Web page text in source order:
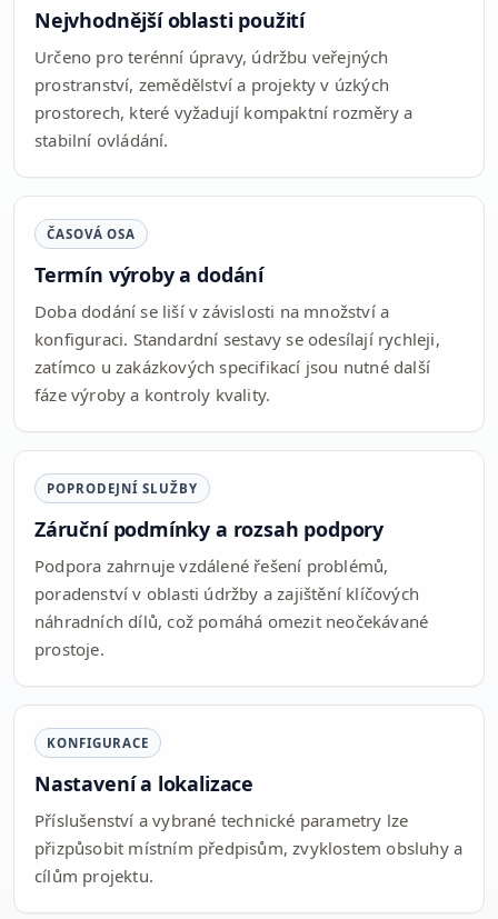
Nejvhodnější oblasti použití
Určeno pro terénní úpravy, údržbu veřejných
prostranství, zemědělství a projekty v úzkých
prostorech, které vyžadují kompaktní rozměry a
stabilní ovládání.
ČASOVÁ OSA
Termín výroby a dodání
Doba dodání se liší v závislosti na množství a
konfiguraci. Standardní sestavy se odesílají rychleji,
zatímco u zakázkových specifikací jsou nutné další
fáze výroby a kontroly kvality.
POPRODEJNÍ SLUŽBY
Záruční podmínky a rozsah podpory
Podpora zahrnuje vzdálené řešení problémů,
poradenství v oblasti údržby a zajištění klíčových
náhradních dílů, což pomáhá omezit neočekávané
prostoje.
KONFIGURACE
Nastavení a lokalizace
Příslušenství a vybrané technické parametry lze
přizpůsobit místním předpisům, zvyklostem obsluhy a
cílům projektu.